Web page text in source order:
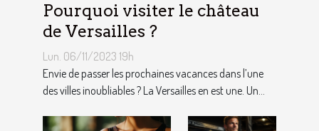
Pourquoi visiter le château
de Versailles ?
Lun. 06/11/2023 19h
Envie de passer les prochaines vacances dans l’une
des villes inoubliables ? La Versailles en est une. Un...